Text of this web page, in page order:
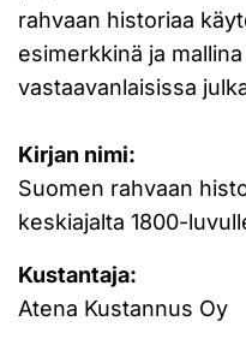
rahvaan historiaa
esimerkkinä ja
vastaavanlaisissa
Kirjan nimi:
Suomen rahvaan
keskiajalta 1800-
Kustantaja:
Atena Kustannus Oy